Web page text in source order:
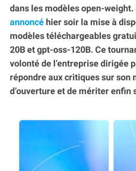
dans les modèles open-weight.
annoncé hier soir la mise à
modèles téléchargeables
20B et gpt-oss-120B. Ce
volonté de l’entreprise dirigée
répondre aux critiques sur son
d’ouverture et de mériter enfin